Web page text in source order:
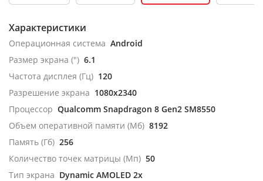
Характеристики
Операционная система Android
Размер экрана (") 6.1
Частота дисплея (Гц) 120
Разрешение экрана 1080x2340
Процессор Qualcomm Snapdragon 8 Gen2 SM8550
Объем оперативной памяти (Мб) 8192
Память (Гб) 256
Количество точек матрицы (Мп) 50
Тип экрана Dynamic AMOLED 2x